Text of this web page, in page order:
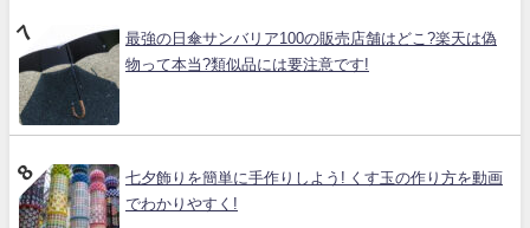
最強の日傘サンバリア100の販売店舗はどこ?楽天は偽
物って本当?類似品には要注意です!
七夕飾りを簡単に手作りしよう! くす玉の作り方を動画
でわかりやすく!